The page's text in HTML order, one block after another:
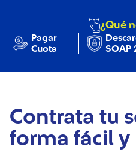
¿Qué
Pagar
Cuota
SOAP
Contrata tu
forma fácil y